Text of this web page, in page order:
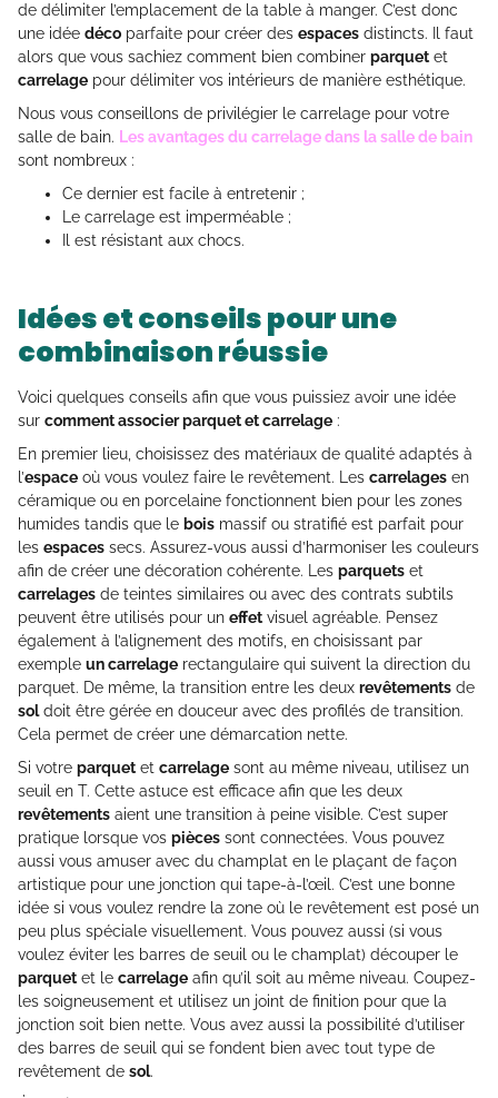
de délimiter l’emplacement de la table à manger. C’est donc
une idée déco parfaite pour créer des espaces distincts. Il faut
alors que vous sachiez comment bien combiner parquetet
carrelage pour délimiter vos intérieurs de manière esthétique.
Nous vous conseillons de privilégier le carrelage pour votre
salle de bain. Les avantages du carrelage dans la salle de bain
sont nombreux :
Ce dernier est facile à entretenir ;
Le carrelage est imperméable ;
Il est résistant aux chocs.
Idées et conseils pour une
combinaison réussie
Voici quelques conseils afin que vous puissiez avoir une idée
sur comment associer parquet et carrelage :
En premier lieu, choisissez des matériaux de qualité adaptés à
l’espace où vous voulez faire le revêtement. Les carrelages en
céramique ou en porcelaine fonctionnent bien pour les zones
humides tandis que le bois massif ou stratifié est parfait pour
les espaces secs. Assurez-vous aussi d’harmoniser les couleurs
afin de créer une décoration cohérente. Les parquets et
carrelages de teintes similaires ou avec des contrats subtils
peuvent être utilisés pour un effetvisuel agréable. Pensez
également à l’alignement des motifs, en choisissant par
exemple un carrelage rectangulaire qui suivent la direction du
parquet. De même, la transition entre les deux revêtements de
soldoit être gérée en douceur avec des profilés de transition.
Cela permet de créer une démarcation nette.
Si votre parquetet carrelage sont au même niveau, utilisez un
seuil en T. Cette astuce est efficace afin que les deux
revêtements aient une transition à peine visible. C’est super
pratique lorsque vos pièces sont connectées. Vous pouvez
aussi vous amuser avec du champlat en le plaçant de façon
artistique pour une jonction qui tape-à-l’œil. C’est une bonne
idée si vous voulez rendre la zone où le revêtement est posé un
peu plus spéciale visuellement. Vous pouvez aussi (si vous
voulez éviter les barres de seuil ou le champlat) découper le
parquetet le carrelage afin qu’il soit au même niveau. Coupez-
les soigneusement et utilisez un joint de finition pour que la
jonction soit bien nette. Vous avez aussi la possibilité d’utiliser
des barres de seuil qui se fondent bien avec tout type de
revêtement de sol.